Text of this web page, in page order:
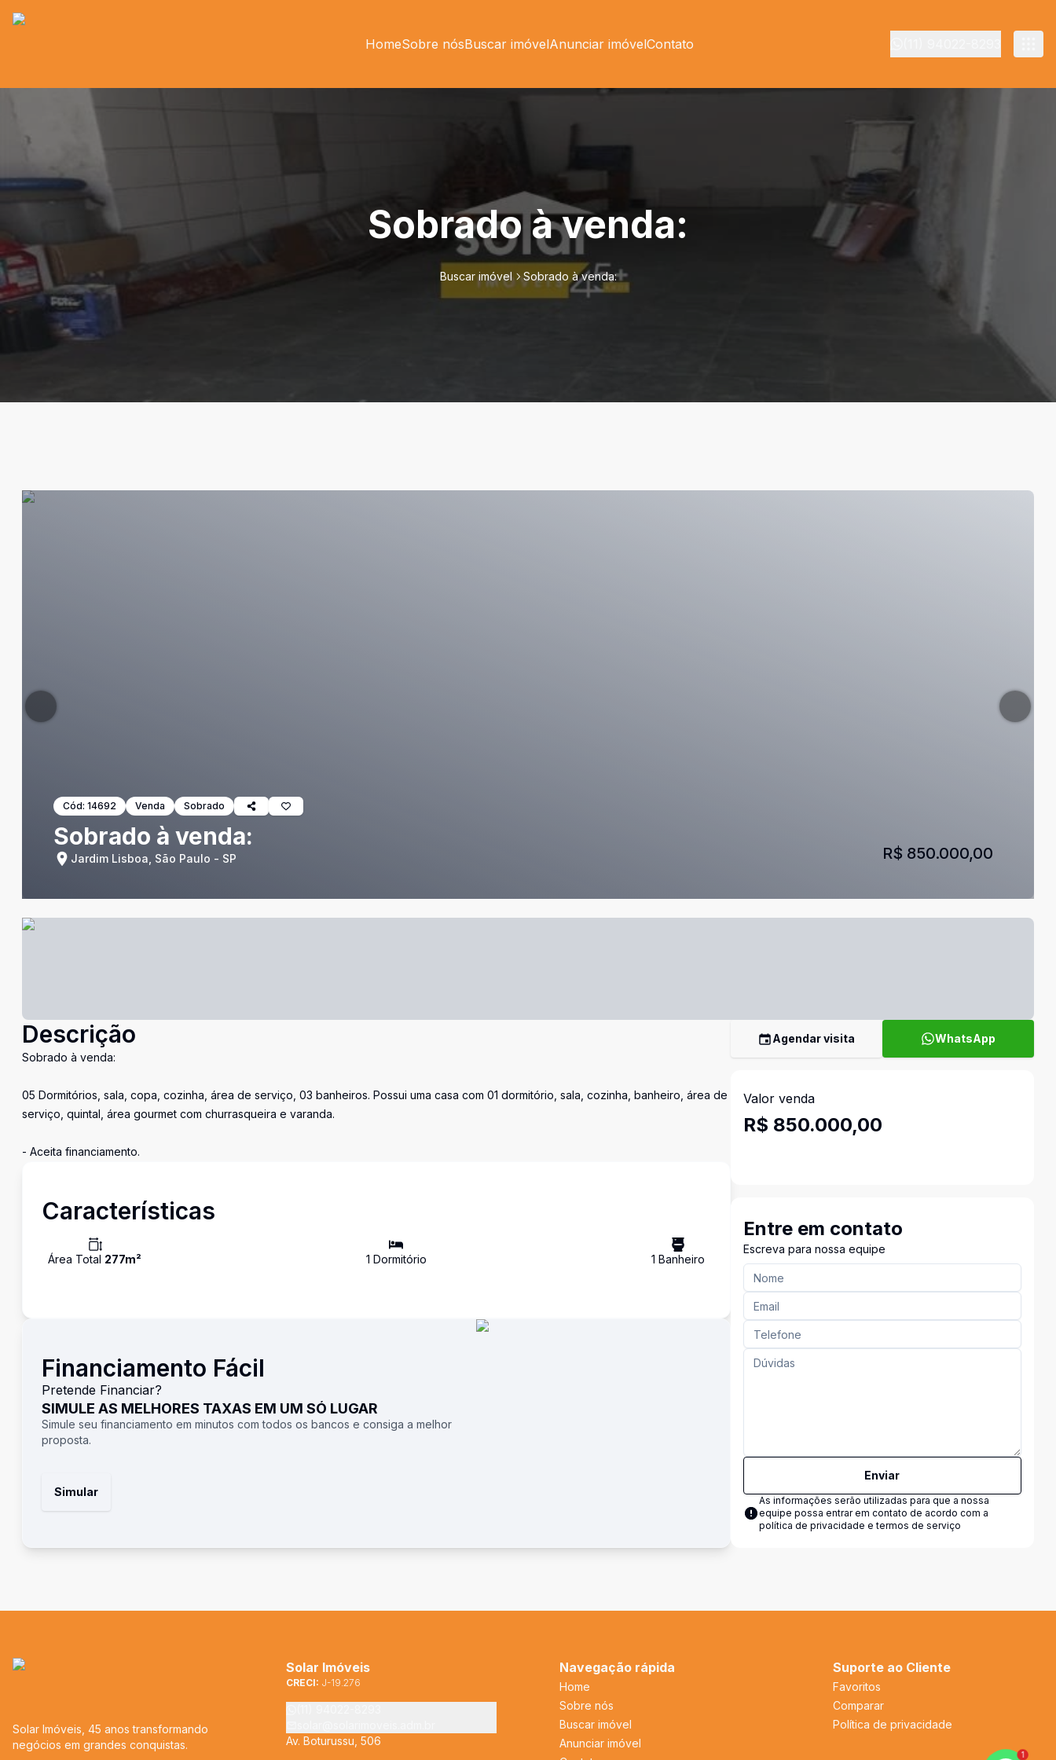
HomeSobre nósBuscar imóvelAnunciar imóvelContato
Sobrado à venda:
Buscar imóvel Sobrado à venda:
Cód: 14692 Venda Sobrado
Sobrado à venda:
Jardim Lisboa, São Paulo - SP R$ 850.000,00
Descrição
Sobrado à venda:
05 Dormitórios, sala, copa, cozinha, área de serviço, 03 banheiros. Possui uma casa com 01 dormitório, sala, cozinha, banheiro, área de
serviço, quintal, área gourmet com churrasqueira e varanda.
- Aceita financiamento.
Características
Área Total 277m² 1 Dormitório 1 Banheiro
Financiamento Fácil
Pretende Financiar?
SIMULE AS MELHORES TAXAS EM UM SÓ LUGAR
Simule seu financiamento em minutos com todos os bancos e consiga a melhor
proposta.
Simular
Agendar visita WhatsApp
Valor venda
R$ 850.000,00
Entre em contato
Escreva para nossa equipe
Enviar
As informações serão utilizadas para que a nossa
equipe possa entrar em contato de acordo com a
política de privacidade e termos de serviço
Solar Imóveis, 45 anos transformando
negócios em grandes conquistas.
Solar Imóveis
CRECI: J-19.276
Av. Boturussu, 506
Navegação rápida
Home
Sobre nós
Buscar imóvel
Anunciar imóvel
Suporte ao Cliente
Favoritos
Comparar
Política de privacidade
1